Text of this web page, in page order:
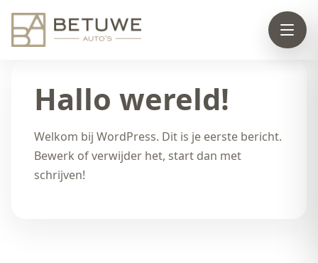
Hallo wereld!
Welkom bij WordPress. Dit is je eerste bericht.
Bewerk of verwijder het, start dan met
schrijven!